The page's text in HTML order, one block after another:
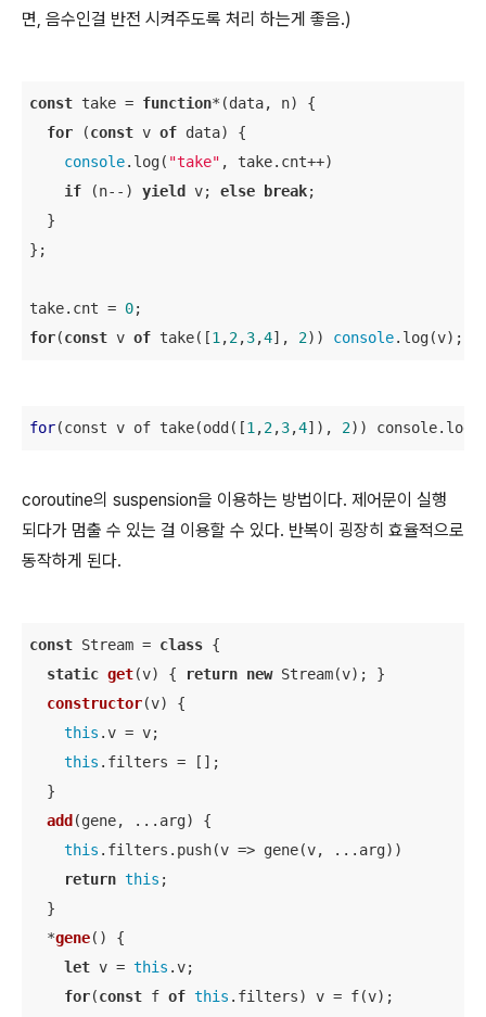
면, 음수인걸 반전 시켜주도록 처리 하는게 좋음.)
const take = function*(data, n) {
for (const v of data) {
console.log( "take" , take.cnt++)
if (n--) yield v; else break;
  }
};
take.cnt = 0
for(const v of take([1 ,2,3,4], 2)) console.log(v);
for(const v of take(odd([1 ,2,3,4]), 2))
coroutine의 suspension을 이용하는 방법이다. 제어문이 실행
되다가 멈출 수 있는 걸 이용할 수 있다. 반복이 굉장히 효율적으로
동작하게 된다.
const Stream = class {
static get(v) { return new Stream(v); }
constructor(v)
{
this .v = v;
this .filters = [];
  }
add (gene, ...arg)
{
this .filters.push(v => gene(v, ...arg))
return this ;
  }
  *
gene( )
{
let v = this .v;
for(const f of this .filters) v = f(v);